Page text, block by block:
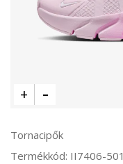
Tornacipők
Termékkód: II7406-501